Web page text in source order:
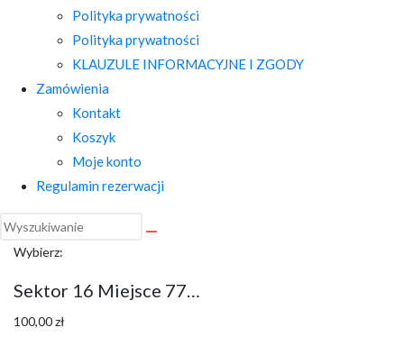
Polityka prywatności
Polityka prywatności
KLAUZULE INFORMACYJNE I ZGODY
Zamówienia
Kontakt
Koszyk
Moje konto
Regulamin rezerwacji
Wybierz:
Sektor 16 Miejsce 77…
100,00zł